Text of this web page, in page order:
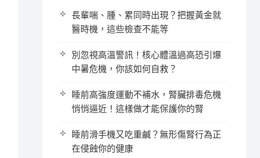
長輩喘、腫、累同時出現？把握黃金就
醫時機，這些檢查不能等
別忽視高溫警訊！核心體溫過高恐引爆
中暑危機，你該如何自救？
睡前高強度運動不補水，腎臟排毒危機
悄悄逼近！這樣做才能保護你的腎
睡前滑手機又吃重鹹？無形傷腎行為正
在侵蝕你的健康